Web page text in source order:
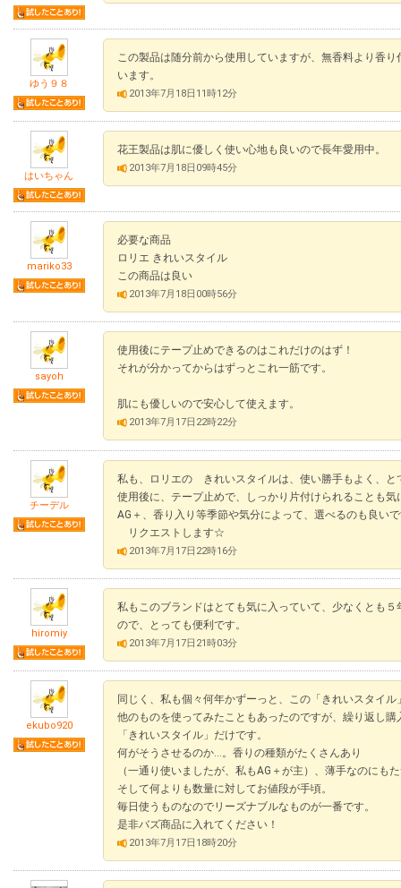
ゆう９８
この製品は随分前から使用していますが、無香料より香
います。
2013年7月18日11時12分
はいちゃん
花王製品は肌に優しく使い心地も良いので長年愛用中。
2013年7月18日09時45分
mariko33
必要な商品
ロリエ きれいスタイル
この商品は良い
2013年7月18日00時56分
sayoh
使用後にテープ止めできるのはこれだけのはず！
それが分かってからはずっとこれ一筋です。
肌にも優しいので安心して使えます。
2013年7月17日22時22分
チーデル
私も、ロリエの きれいスタイルは、使い勝手もよく、
使用後に、テープ止めで、しっかり片付けられることも気
AG＋、香り入り等季節や気分によって、選べるのも良い
リクエストします☆
2013年7月17日22時16分
hiromiy
私もこのブランドはとても気に入っていて、少なくとも
ので、とっても便利です。
2013年7月17日21時03分
ekubo920
同じく、私も個々何年かずーっと、この「きれいスタイル
他のものを使ってみたこともあったのですが、繰り返し購
「きれいスタイル」だけです。
何がそうさせるのか…。香りの種類がたくさんあり
（一通り使いましたが、私もAG＋が主）、薄手なのにも
そして何よりも数量に対してお値段が手頃。
毎日使うものなのでリーズナブルなものが一番です。
是非バズ商品に入れてください！
2013年7月17日18時20分